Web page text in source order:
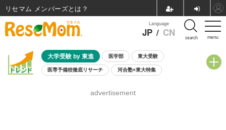
menu
Language
JP / CN search
大学受験 by 東進 医学部 東大受験
医専予備校徹底リサーチ 河合塾×東大特集
8月開催学校説明会・相談会
advertisement
リセマム メンバーズ